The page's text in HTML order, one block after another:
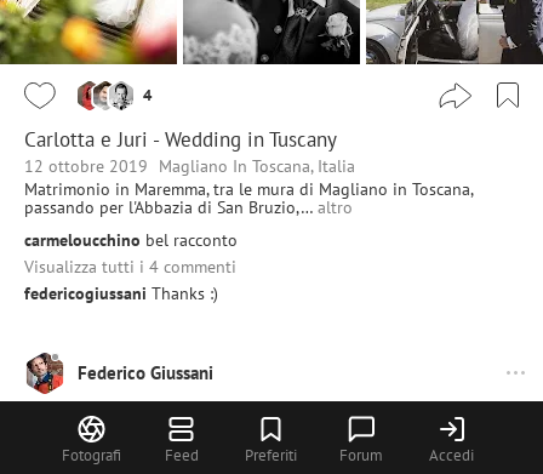
Fotografi Feed Preferiti Forum Accedi
4
Carlotta e Juri - Wedding in Tuscany
12 ottobre 2019
Magliano In Toscana, Italia
Matrimonio in Maremma, tra le mura di Magliano in Toscana,
passando per l'Abbazia di San Bruzio,… altro
carmeloucchino bel racconto
Visualizza tutti i 4 commenti
federicogiussani Thanks :)
Federico Giussani